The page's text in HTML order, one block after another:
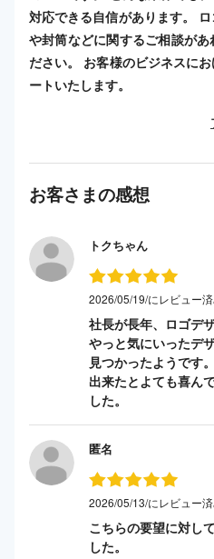
対応できる自信があります。
や封筒などに関するご相談が
ださい。 お客様のビジネスに
ートいたします。
お客さまの感想
トクちゃん
2026/05/19/にレビュー
社長が長年、ロゴデ
やっと気にいったデ
見つかったようです
出来たとよても喜ん
した。
匿名
2026/05/13/にレビュー
こちらの要望に対し
した。